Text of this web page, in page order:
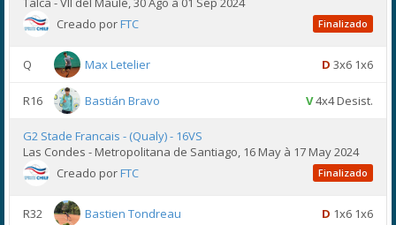
Creado porFTC Finalizado
Q Max Letelier D 3x6 1x6
R16 Bastián Bravo V4x4 Desist.
G2 Stade Francais - (Qualy) - 16VS
Las Condes - Metropolitana de Santiago, 16 May à 17 May 2024
Creado porFTC Finalizado
R32 Bastien Tondreau D 1x6 1x6